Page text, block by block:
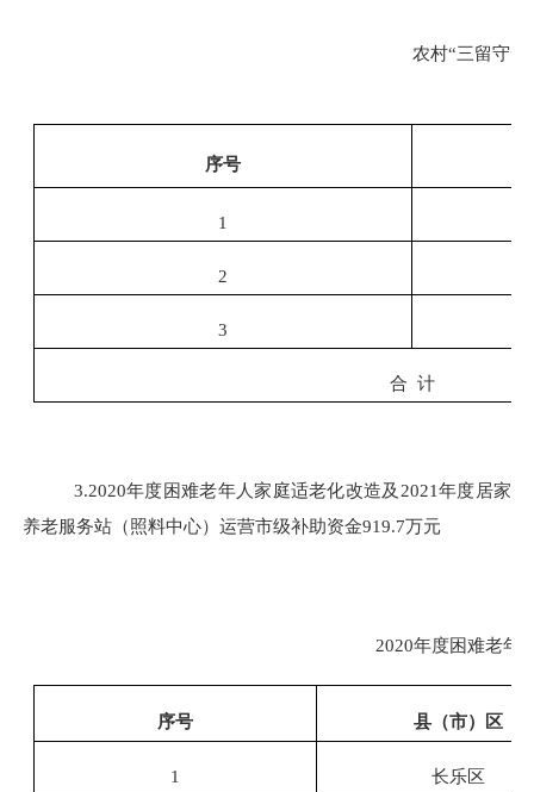
农村“三留守”
序号
1
2
3
合 计
3.2020年度困难老年人家庭适老化改造及2021年度居家
养老服务站（照料中心）运营市级补助资金919.7万元
2020年度困难老年
序号 县（市）区
1 长乐区